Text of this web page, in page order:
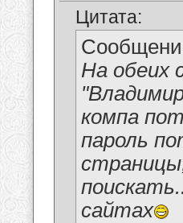
Цитата:
На обеих
компа
пароль
сайтах